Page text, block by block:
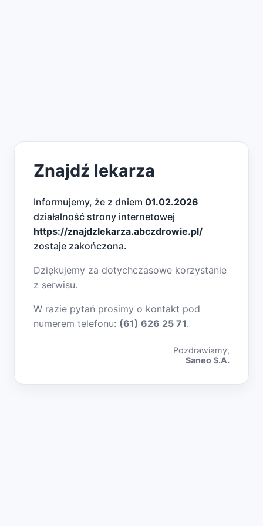
Znajdź lekarza
Informujemy, że z dniem 01.02.2026
działalność strony internetowej
https://znajdzlekarza.abczdrowie.pl/
zostaje zakończona.
Dziękujemy za dotychczasowe korzystanie
z serwisu.
W razie pytań prosimy o kontakt pod
numerem telefonu: (61) 626 25 71.
Pozdrawiamy,
Saneo S.A.